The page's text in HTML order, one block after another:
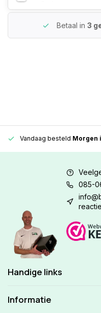
Betaal in 3
Vandaag besteld Morgen
085-
Handige links
Informatie